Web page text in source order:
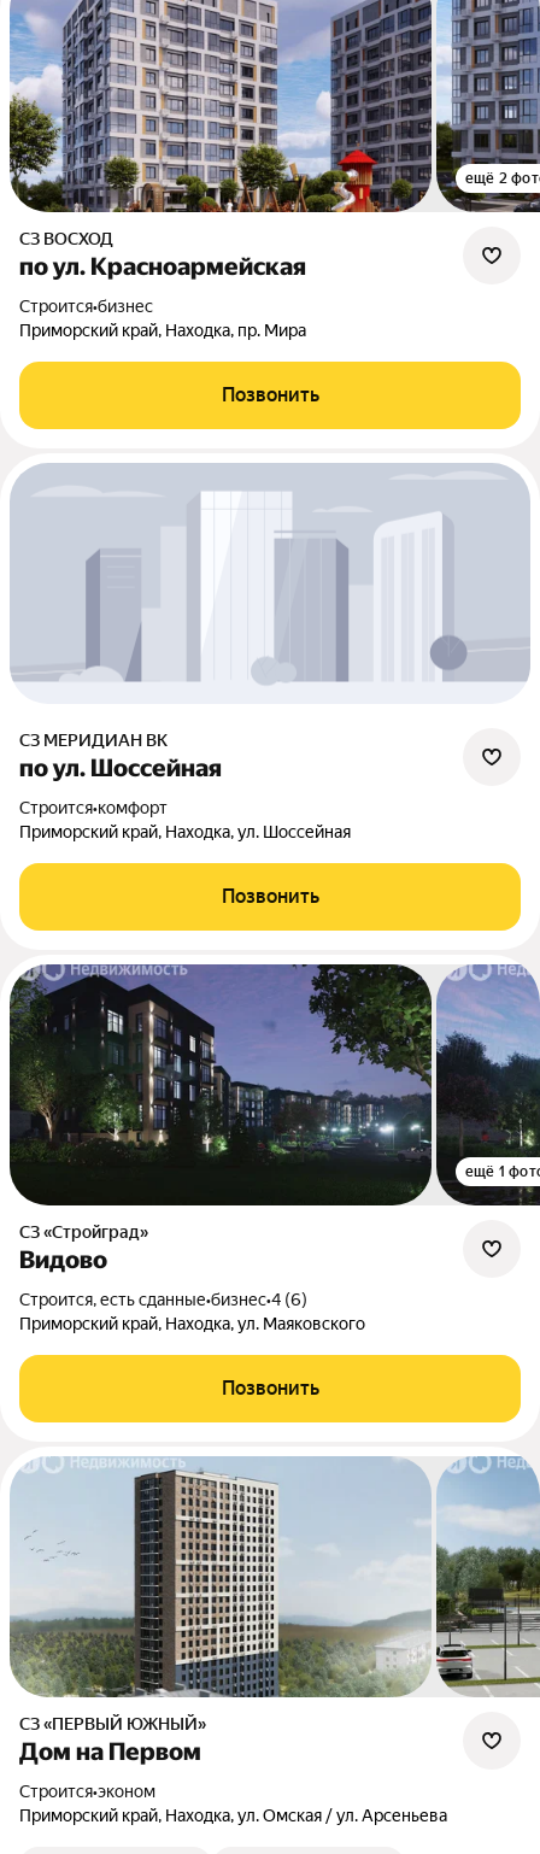
ещё 2
СЗ ВОСХОД
по ул. Красноармейская
Строится•бизнес
Приморский край, Находка, пр. Мира
Позвонить
СЗ МЕРИДИАН ВК
по ул. Шоссейная
Строится•комфорт
Приморский край, Находка, ул. Шоссейная
Позвонить
ещё 1
СЗ «Стройград»
Видово
Строится, есть сданные•бизнес•4 (6)
Приморский край, Находка, ул. Маяковского
Позвонить
СЗ «ПЕРВЫЙ ЮЖНЫЙ»
Дом на Первом
Строится•эконом
Приморский край, Находка, ул. Омская / ул. Арсеньева